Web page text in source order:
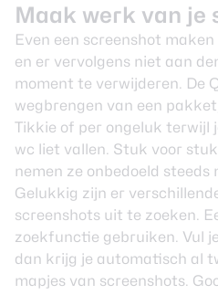
Maak werk van je
Even een screenshot
en er vervolgens niet aan
moment te verwijderen. De
wegbrengen van een
Tikkie of per ongeluk terwijl
wc liet vallen. Stuk voor
nemen ze onbedoeld steeds
Gelukkig zijn er
screenshots uit te zoeken.
zoekfunctie gebruiken. Vul
dan krijg je automatisch al
mapjes van screenshots.